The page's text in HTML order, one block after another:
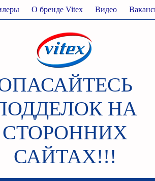
О бренде Vitex Видео
НА
СТОРОННИХ
САЙТАХ!!!